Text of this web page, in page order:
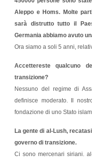
Aleppo e Homs. Molte
sarà distrutto tutto il
Germania abbiamo avuto
Ora siamo a soli 5 anni,
Accettereste qualcuno
transizione?
Nessuno del regime di
definisce moderato. Il
fondazione di uno Stato
La gente di al-Lush,
governo di transizione.
Ci sono mercenari siriani.